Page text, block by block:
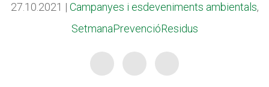
27.10.2021 | Campanyes i esdeveniments ambientals,
SetmanaPrevencióResidus
ESPLAIS
SUPORT TERCER SECTOR
ESPLAIS
SUPORT TERCER SECTOR